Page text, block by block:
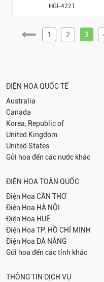
HGI-4221
1 2 3
ĐIỆN HOA QUỐC TẾ
Australia
Canada
Korea, Republic of
United Kingdom
United States
Gửi hoa đến các nước khác
ĐIỆN HOA TOÀN QUỐC
Điện Hoa CẦN THƠ
Điện Hoa HÀ NỘI
Điện Hoa HUẾ
Điện Hoa TP. HỒ CHÍ MINH
Điện Hoa ĐÀ NẴNG
Gửi hoa đến các tỉnh khác
THÔNG TIN DỊCH VỤ